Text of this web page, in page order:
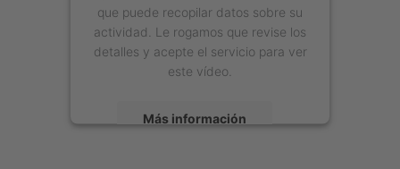
que puede recopilar datos sobre su
actividad. Le rogamos que revise los
detalles y acepte el servicio para ver
este vídeo.
Más información